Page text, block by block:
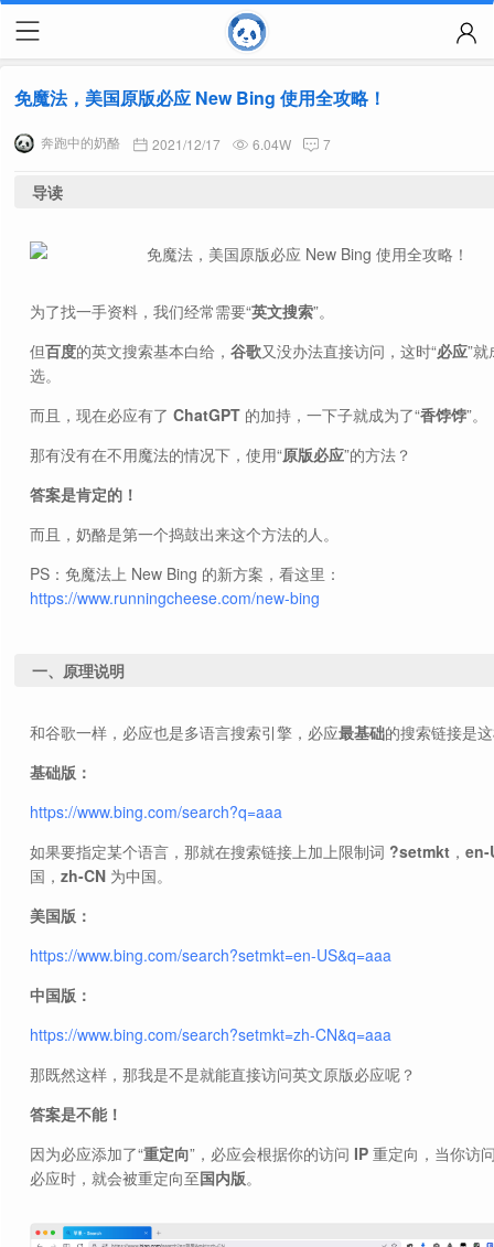
免魔法，美国原版必应 New Bing 使用全攻略！
奔跑中的奶酪 2021/12/17 6.04W 7
导读
为了找一手资料，我们经常需要“英文搜索”。
但百度的英文搜索基本白给， 谷歌又没办法直接访问，这时“必应”
选。
而且，现在必应有了 ChatGPT 的加持，一下子就成为了“香饽饽”。
那有没有在不用魔法的情况下，使用“原版必应”的方法？
答案是肯定的！
而且，奶酪是第一个捣鼓出来这个方法的人。
PS：免魔法上 New Bing 的新方案，看这里：
https://www.runningcheese.com/new-bing
一、原理说明
和谷歌一样，必应也是多语言搜索引擎，必应最基础的搜索链接是
基础版：
https://www.bing.com/search?q=aaa
如果要指定某个语言，那就在搜索链接上加上限制词 ?setmkt ， en-
国， zh-CN 为中国。
美国版：
https://www.bing.com/search?setmkt=en-US&q=aaa
中国版：
https://www.bing.com/search?setmkt=zh-CN&q=aaa
那既然这样，那我是不是就能直接访问英文原版必应呢？
答案是不能！
因为必应添加了“重定向”，必应会根据你的访问 IP 重定向，当你访
必应时，就会被重定向至国内版。